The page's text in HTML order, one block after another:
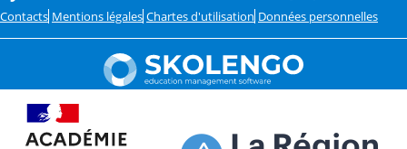
Contacts Mentions légales Chartes d'utilisation Données personnelles